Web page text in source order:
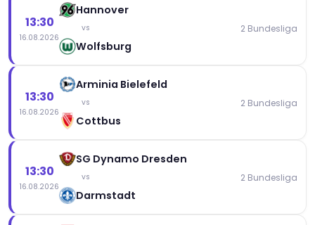
13:30
16.08.2026
Hannover
vs
Wolfsburg
2 Bundesliga
13:30
16.08.2026
Arminia Bielefeld
vs
Cottbus
2 Bundesliga
13:30
16.08.2026
SG Dynamo Dresden
vs
Darmstadt
2 Bundesliga